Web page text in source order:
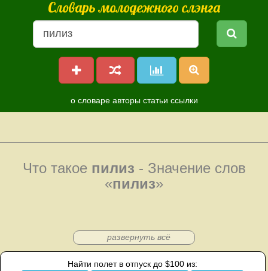
Словарь молодежного слэнга
о словаре авторы статьи ссылки
Что такое пилиз - Значение слов
«пилиз»
развернуть всё
Найти полет в отпуск до $100 из: